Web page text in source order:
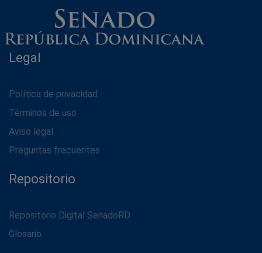
Legal
Política de privacidad
Términos de uso
Aviso legal
Preguntas frecuentes
Repositorio
Repositorio Digital SenadoRD
Glosario